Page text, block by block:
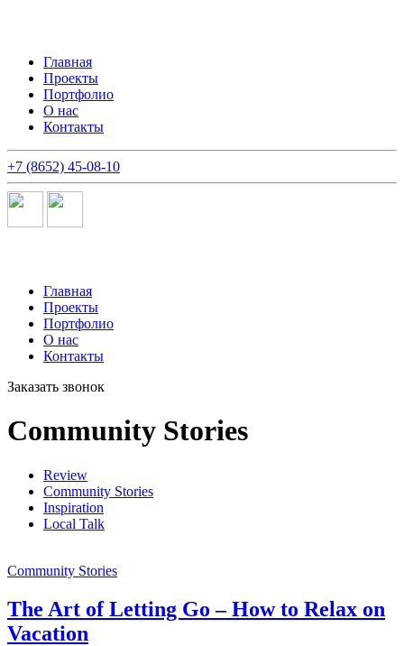
Главная
Проекты
Портфолио
О нас
Контакты
+7 (8652) 45-08-10
Главная
Проекты
Портфолио
О нас
Контакты
Заказать звонок
Community Stories
Review
Community Stories
Inspiration
Local Talk
Community Stories
The Art of Letting Go – How to Relax on
Vacation